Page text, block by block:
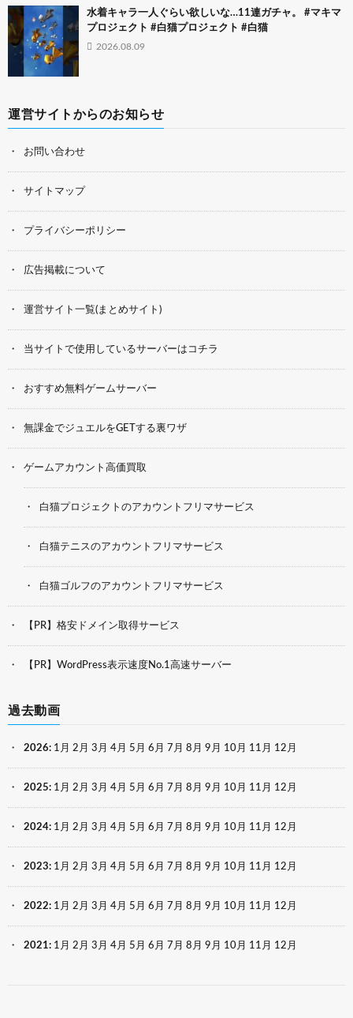
水着キャラ一人ぐらい欲しいな…11連ガチャ。 #マキマ
プロジェクト #白猫プロジェクト #白猫
2026.08.09
運営サイトからのお知らせ
お問い合わせ
サイトマップ
プライバシーポリシー
広告掲載について
運営サイト一覧(まとめサイト)
当サイトで使用しているサーバーはコチラ
おすすめ無料ゲームサーバー
無課金でジュエルをGETする裏ワザ
ゲームアカウント高価買取
白猫プロジェクトのアカウントフリマサービス
白猫テニスのアカウントフリマサービス
白猫ゴルフのアカウントフリマサービス
【PR】格安ドメイン取得サービス
【PR】WordPress表示速度No.1高速サーバー
過去動画
2026: 1月 2月 3月 4月 5月 6月 7月 8月 9月 10月 11月 12月
2025: 1月 2月 3月 4月 5月 6月 7月 8月 9月 10月 11月 12月
2024: 1月 2月 3月 4月 5月 6月 7月 8月 9月 10月 11月 12月
2023: 1月 2月 3月 4月 5月 6月 7月 8月 9月 10月 11月 12月
2022: 1月 2月 3月 4月 5月 6月 7月 8月 9月 10月 11月 12月
2021: 1月 2月 3月 4月 5月 6月 7月 8月 9月 10月 11月 12月